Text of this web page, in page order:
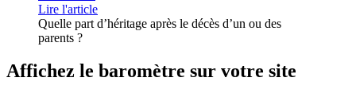
Lire l'article
Quelle part d’héritage après le décès d’un ou des
parents ?
Affichez le baromètre sur votre site